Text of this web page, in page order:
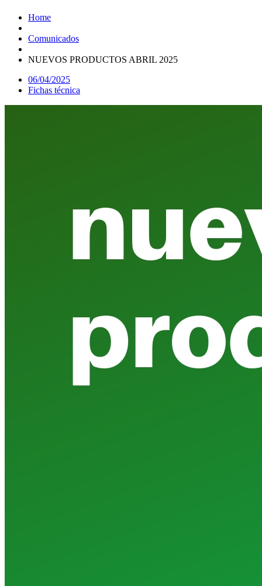
Home
Comunicados
NUEVOS PRODUCTOS ABRIL 2025
06/04/2025
Fichas técnica